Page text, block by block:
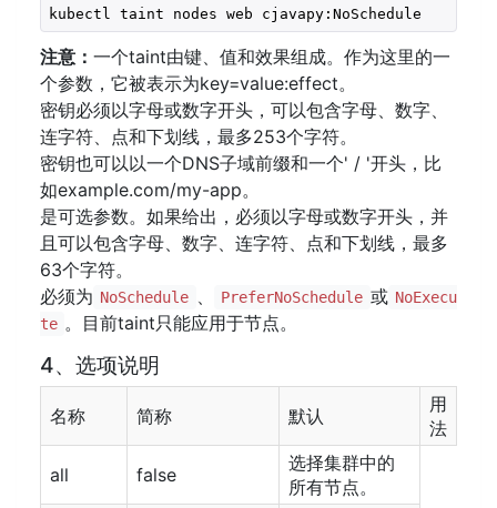
kubectl taint nodes web cjavapy:NoSchedule
注意： 一个taint由键、值和效果组成。作为这里的一
个参数，它被表示为key=value:effect。
密钥必须以字母或数字开头，可以包含字母、数字、
连字符、点和下划线，最多253个字符。
密钥也可以以一个DNS子域前缀和一个' / '开头，比
如example.com/my-app。
是可选参数。如果给出，必须以字母或数字开头，并
且可以包含字母、数字、连字符、点和下划线，最多
63个字符。
必须为 NoSchedule 、 PreferNoSchedule 或 NoExecu
te 。目前taint只能应用于节点。
4、选项说明
名称 简称 默认
用
法
all false
选择集群中的
所有节点。